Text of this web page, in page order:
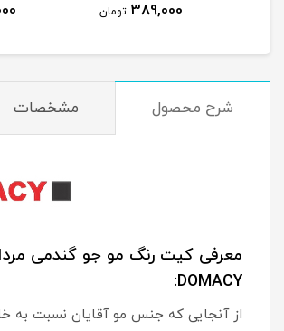
389,000 تومان
شرح محصول مشخصات
معرفی کیت رنگ مو جو گندمی
DOMACY:
از آنجایی که جنس مو آقایان نسبت به